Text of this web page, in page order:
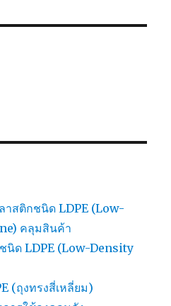
าสติกชนิด LDPE (Low-
คลุมสินค้า
นิด LDPE (Low-Density
(ถุงทรงสี่เหลี่ยม)